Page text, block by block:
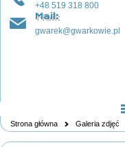
+48 519 318 800
Mail:
gwarek@gwarkowie.pl
Strona główna Galeria zdjęć